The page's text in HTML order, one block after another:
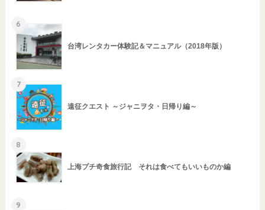
6
台湾レンタカー体験記＆マニュアル（2018年版）
7
遠征クエスト ～ジャニヲタ・日帰り編～
8
上海プチ奇食旅行記 それは食べてもいいものか編
9